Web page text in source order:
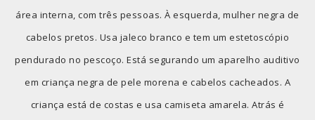
área interna, com três pessoas. À esquerda, mulher negra de
cabelos pretos. Usa jaleco branco e tem um estetoscópio
pendurado no pescoço. Está segurando um aparelho auditivo
em criança negra de pele morena e cabelos cacheados. A
criança está de costas e usa camiseta amarela. Atrás é